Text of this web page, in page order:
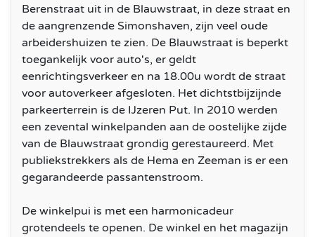
Berenstraat uit in de Blauwstraat, in deze straat en
de aangrenzende Simonshaven, zijn veel oude
arbeidershuizen te zien. De Blauwstraat is beperkt
toegankelijk voor auto's, er geldt
eenrichtingsverkeer en na 18.00u wordt de straat
voor autoverkeer afgesloten. Het dichtstbijzijnde
parkeerterrein is de IJzeren Put. In 2010 werden
een zevental winkelpanden aan de oostelijke zijde
van de Blauwstraat grondig gerestaureerd. Met
publiekstrekkers als de Hema en Zeeman is er een
gegarandeerde passantenstroom.
De winkelpui is met een harmonicadeur
grotendeels te openen. De winkel en het magazijn